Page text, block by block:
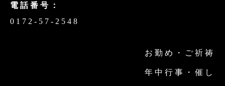
電話番号：
0172-57-2548
お勤め・ご祈祷
年中行事・催し